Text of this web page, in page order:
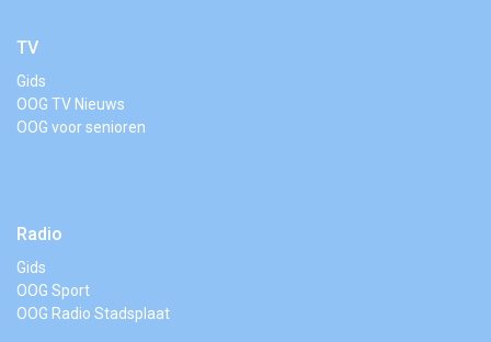
TV
Gids
OOG TV Nieuws
OOG voor senioren
Radio
Gids
OOG Sport
OOG Radio Stadsplaat